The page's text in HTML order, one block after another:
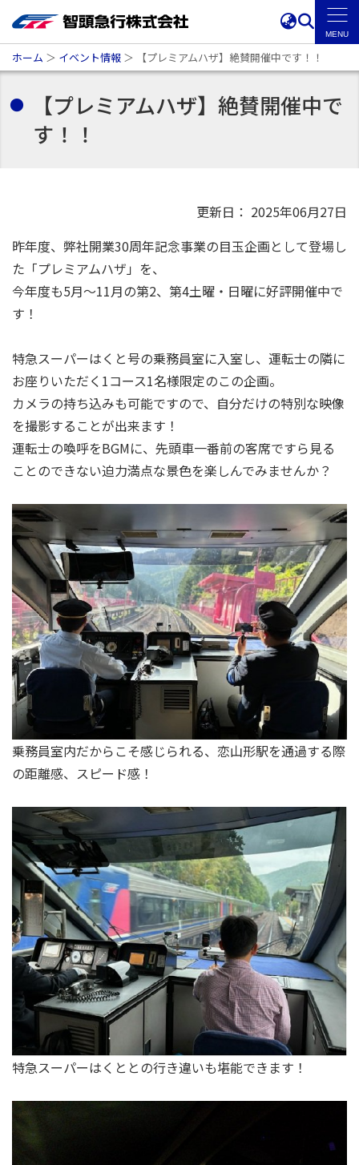
ホーム ＞ イベント情報 ＞ 【プレミアムハザ】絶賛開催中です！！
【プレミアムハザ】絶賛開催中で
す！！
更新日： 2025年06月27日
昨年度、弊社開業30周年記念事業の目玉企画として登場し
た「プレミアムハザ」を、
今年度も5月～11月の第2、第4土曜・日曜に好評開催中で
す！
特急スーパーはくと号の乗務員室に入室し、運転士の隣に
お座りいただく1コース1名様限定のこの企画。
カメラの持ち込みも可能ですので、自分だけの特別な映像
を撮影することが出来ます！
運転士の喚呼をBGMに、先頭車一番前の客席ですら見る
ことのできない迫力満点な景色を楽しんでみませんか？
乗務員室内だからこそ感じられる、恋山形駅を通過する際
の距離感、スピード感！
特急スーパーはくととの行き違いも堪能できます！